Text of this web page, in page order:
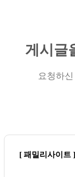
게시글
요청하
[ 패밀리사이트 ]